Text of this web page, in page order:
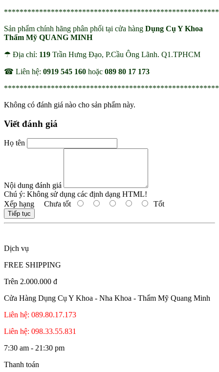
Sản phẩm chính hãng phân phối tại cửa hàng Dụng Cụ Y Khoa
Thẩm Mỹ QUANG MINH
☂ Địa chỉ: 119 Trần Hưng Đạo, P.Cầu Ông Lãnh. Q1.TPHCM
☎ Liên hệ: 0919 545 160 hoặc 089 80 17 173
Không có đánh giá nào cho sản phẩm này.
Viết đánh giá
Họ tên
Nội dung đánh giá
Chú ý: Không sử dụng các định dạng HTML!
Xếp hạng Chưa tốt Tốt
Tiếp tục
Dịch vụ
FREE SHIPPING
Trên 2.000.000 đ
Cửa Hàng Dụng Cụ Y Khoa - Nha Khoa - Thẩm Mỹ Quang Minh
Liên hệ: 089.80.17.173
Liên hệ: 098.33.55.831
7:30 am - 21:30 pm
Thanh toán